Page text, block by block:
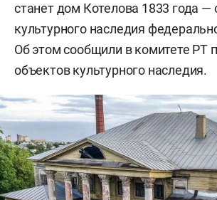
станет дом Котелова 1833 года —
культурного наследия
Об этом сообщили в комитете РТ
объектов культурного наследия.